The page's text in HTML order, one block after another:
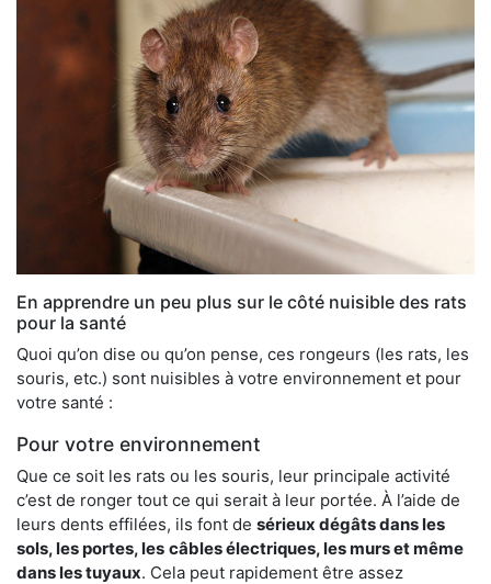
En apprendre un peu plus sur le côté nuisible des rats
pour la santé
Quoi qu’on dise ou qu’on pense, ces rongeurs (les rats, les
souris, etc.) sont nuisibles à votre environnement et pour
votre santé :
Pour votre environnement
Que ce soit les rats ou les souris, leur principale activité
c’est de ronger tout ce qui serait à leur portée. À l’aide de
leurs dents effilées, ils font de sérieux dégâts dans les
sols, les portes, les câbles électriques, les murs et même
dans les tuyaux. Cela peut rapidement être assez